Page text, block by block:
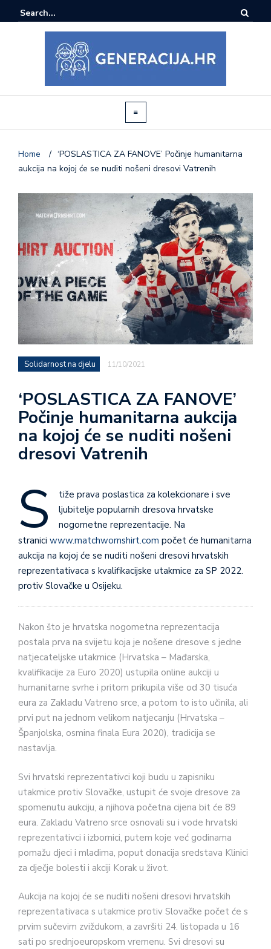
Home / ‘POSLASTICA ZA FANOVE’ Počinje humanitarna
aukcija na kojoj će se nuditi nošeni dresovi Vatrenih
Solidarnost na djelu 11/10/2021
‘POSLASTICA ZA FANOVE’
Počinje humanitarna aukcija
na kojoj će se nuditi nošeni
dresovi Vatrenih
S
tiže prava poslastica za kolekcionare i sve
ljubitelje popularnih dresova hrvatske
nogometne reprezentacije. Na
stranici www.matchwornshirt.com počet će humanitarna
aukcija na kojoj će se nuditi nošeni dresovi hrvatskih
reprezentativaca s kvalifikacijske utakmice za SP 2022.
protiv Slovačke u Osijeku.
Nakon što je hrvatska nogometna reprezentacija
postala prva na svijetu koja je nošene dresove s jedne
natjecateljske utakmice (Hrvatska – Mađarska,
kvalifikacije za Euro 2020) ustupila online aukciji u
humanitarne svrhe i pritom prikupila više od 30 tisuća
eura za Zakladu Vatreno srce, a potom to isto učinila, ali
prvi put na jednom velikom natjecanju (Hrvatska –
Španjolska, osmina finala Eura 2020), tradicija se
nastavlja.
Svi hrvatski reprezentativci koji budu u zapisniku
utakmice protiv Slovačke, ustupit će svoje dresove za
spomenutu aukciju, a njihova početna cijena bit će 89
eura. Zakladu Vatreno srce osnovali su i vode hrvatski
reprezentativci i izbornici, putem koje već godinama
pomažu djeci i mladima, poput donacija sredstava Klinici
za dječje bolesti i akciji Korak u život.
Aukcija na kojoj će se nuditi nošeni dresovi hrvatskih
reprezentativaca s utakmice protiv Slovačke počet će s
prvim sučevim zviždukom, a završiti 24. listopada u 16
sati po srednjoeuropskom vremenu. Svi dresovi su